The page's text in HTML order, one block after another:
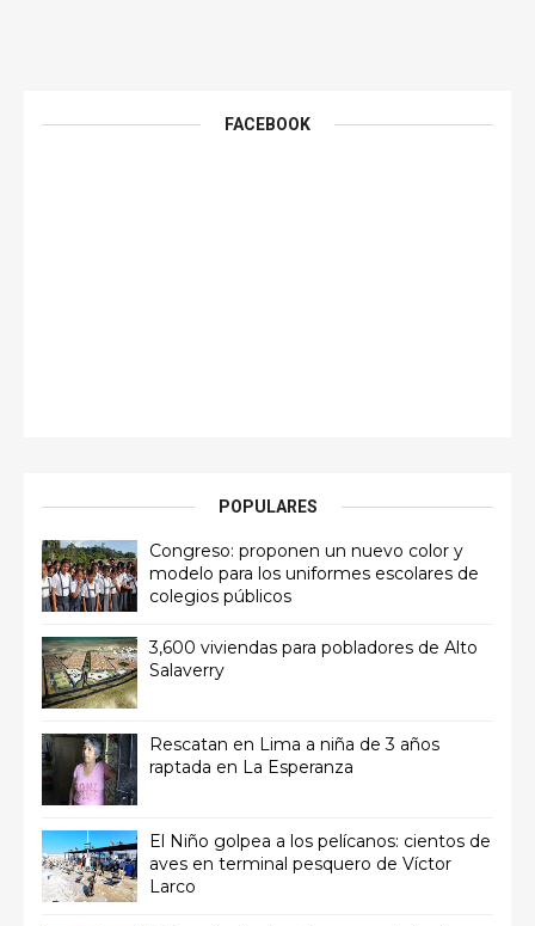
FACEBOOK
POPULARES
Congreso: proponen un nuevo color y
modelo para los uniformes escolares de
colegios públicos
3,600 viviendas para pobladores de Alto
Salaverry
Rescatan en Lima a niña de 3 años
raptada en La Esperanza
El Niño golpea a los pelícanos: cientos de
aves en terminal pesquero de Víctor
Larco